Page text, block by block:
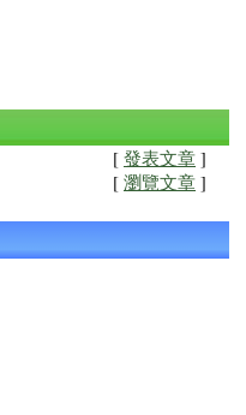
[ 發表文章 ]
[ 瀏覽文章 ]